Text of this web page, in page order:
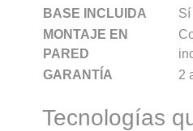
BASE INCLUIDA
Sí
MONTAJE EN
PARED
GARANTÍA
2
Tecnologías